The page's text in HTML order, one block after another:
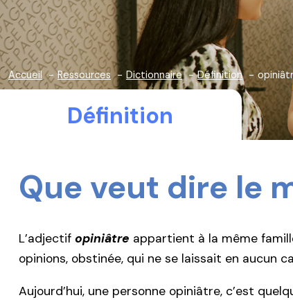
Accueil Ressources Dictionnaire Définition
Définition
Que veut dire le
L’adjectif opiniâtre appartient à la même
opinions, obstinée, qui ne se laissait en aucun
Aujourd’hui, une personne opiniâtre, c’est